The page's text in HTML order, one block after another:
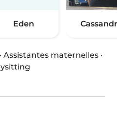
Eden
· Assistantes maternelles ·